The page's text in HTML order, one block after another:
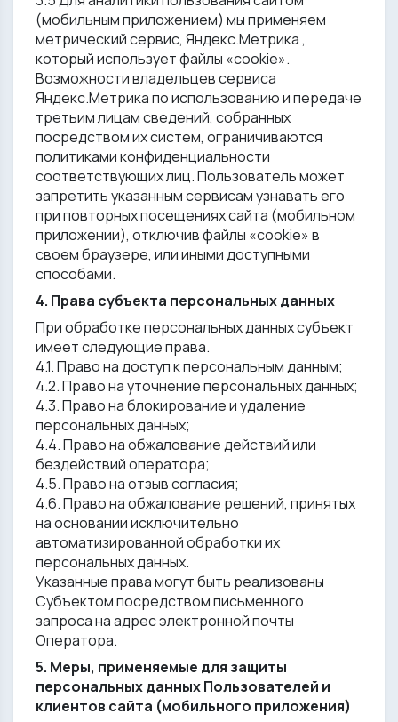
(мобильным приложением) мы применяем
метрический сервис, Яндекс.Метрика ,
который использует файлы «cookiе».
Возможности владельцев сервиса
Яндекс.Метрика по использованию и передаче
третьим лицам сведений, собранных
посредством их систем, ограничиваются
политиками конфиденциальности
соответствующих лиц. Пользователь может
запретить указанным сервисам узнавать его
при повторных посещениях сайта (мобильном
приложении), отключив файлы «cookie» в
своем браузере, или иными доступными
способами.
4. Права субъекта персональных данных
При обработке персональных данных субъект
имеет следующие права.
4.1. Право на доступ к персональным данным;
4.2. Право на уточнение персональных данных;
4.3. Право на блокирование и удаление
персональных данных;
4.4. Право на обжалование действий или
бездействий оператора;
4.5. Право на отзыв согласия;
4.6. Право на обжалование решений, принятых
на основании исключительно
автоматизированной обработки их
персональных данных.
Указанные права могут быть реализованы
Субъектом посредством письменного
запроса на адрес электронной почты
Оператора.
5. Меры, применяемые для защиты
персональных данных Пользователей и
клиентов сайта (мобильного приложения)